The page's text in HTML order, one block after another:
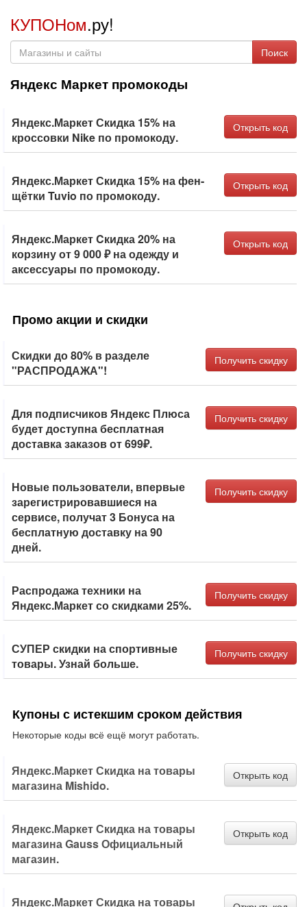
КУПОНом.ру!
Поиск
Яндекс Маркет промокоды
Яндекс.Маркет Скидка 15% на
кроссовки Nike по промокоду.
Открыть код
Яндекс.Маркет Скидка 15% на фен-
щётки Tuvio по промокоду.
Открыть код
Яндекс.Маркет Cкидка 20% на
корзину от 9 000 ₽ на одежду и
аксессуары по промокоду.
Открыть код
Промо акции и скидки
Скидки до 80% в разделе
"РАСПРОДАЖА"!
Получить скидку
Для подписчиков Яндекс Плюса
будет доступна бесплатная
доставка заказов от 699₽.
Получить скидку
Новые пользователи, впервые
зарегистрировавшиеся на
сервисе, получат 3 Бонуса на
бесплатную доставку на 90
дней.
Получить скидку
Распродажа техники на
Яндекс.Маркет со скидками 25%.
Получить скидку
СУПЕР скидки на спортивные
товары. Узнай больше.
Получить скидку
Купоны с истекшим сроком действия
Некоторые коды всё ещё могут работать.
Яндекс.Маркет Скидка на товары
магазина Mishido.
Открыть код
Яндекс.Маркет Скидка на товары
магазина Gauss Официальный
магазин.
Открыть код
Яндекс.Маркет Скидка на товары